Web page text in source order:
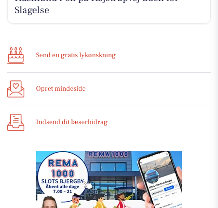
Slagelse
Send en gratis lykønskning
Opret mindeside
Indsend dit læserbidrag